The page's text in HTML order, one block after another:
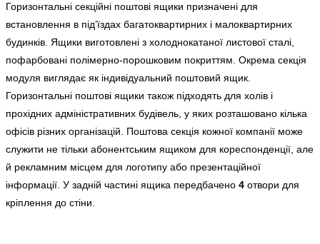
Горизонтальні секційні поштові ящики призначені для
встановлення в під’їздах багатоквартирних і малоквартирних
будинків. Ящики виготовлені з холоднокатаної листової сталі,
пофарбовані полімерно-порошковим покриттям. Окрема секція
модуля виглядає як індивідуальний поштовий ящик.
Горизонтальні поштові ящики також підходять для холів і
прохідних адміністративних будівель, у яких розташовано кілька
офісів різних організацій. Поштова секція кожної компанії може
служити не тільки абонентським ящиком для кореспонденції, але
й рекламним місцем для логотипу або презентаційної
інформації. У задній частині ящика передбачено 4 отвори для
кріплення до стіни.